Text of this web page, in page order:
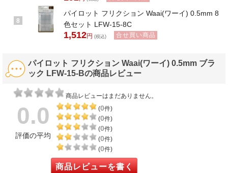
8
パイロット フリクション Waai(ワーイ) 0.5mm 8
色セット LFW-15-8C
1,512円 (税込) 合せ買い商品
パイロット フリクション Waai(ワーイ) 0.5mm ブラ
ック LFW-15-Bの商品レビュー
商品レビューはまだありません。
0.0
評価の平均
(0件)
(0件)
(0件)
(0件)
(0件)
商品レビューを書く